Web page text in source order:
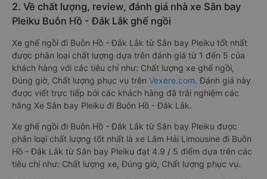
2. Về chất lượng, review, đánh giá nhà xe Sân bay
Pleiku Buôn Hồ - Đắk Lắk ghế ngồi
Xe ghế ngồi đi Buôn Hồ - Đắk Lắk từ Sân bay Pleiku tốt nhất
được phân loại chất lượng dựa trên đánh giá từ 1 đến 5 của
khách hàng với các tiêu chí như: Chất lượng xe ghế ngồi,
Đúng giờ, Chất lượng phục vụ trên Vexere.com. Đánh giá này
được viết trực tiếp bởi các khách hàng đã trải nghiệm các
hãng Xe Sân bay Pleiku đi Buôn Hồ - Đắk Lắk.
Xe ghế ngồi đi Buôn Hồ - Đắk Lắk từ Sân bay Pleiku được
phân loại chất lượng tốt nhất là xe Lâm Hải Limousine đi Buôn
Hồ - Đắk Lắk từ Sân bay Pleiku đạt 4.9 / 5 điểm dựa trên các
tiêu chí như: Chất lượng xe, Đúng giờ, Chất lượng phục vụ.